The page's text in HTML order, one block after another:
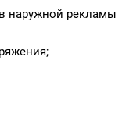
наружной рекламы